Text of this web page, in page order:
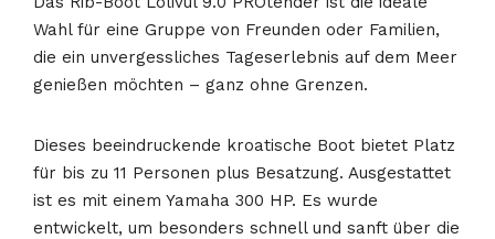
Wahl für eine Gruppe von Freunden oder Familien,
die ein unvergessliches Tageserlebnis auf dem Meer
genießen möchten – ganz ohne Grenzen.
Dieses beeindruckende kroatische Boot bietet Platz
für bis zu 11 Personen plus Besatzung. Ausgestattet
ist es mit einem Yamaha 300 HP. Es wurde
entwickelt, um besonders schnell und sanft über die